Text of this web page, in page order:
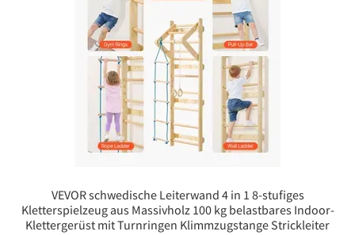
VEVOR schwedische Leiterwand 4 in 1 8-stufiges
Kletterspielzeug aus Massivholz 100 kg belastbares Indoor-
Klettergerüst mit Turnringen Klimmzugstange Strickleiter